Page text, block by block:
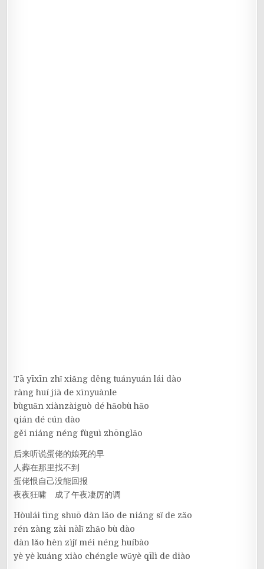
Tā yīxīn zhǐ xiǎng děng tuányuán lái dào
ràng huí jiā de xīnyuànle
bùguǎn xiànzàiguò dé hǎobù hǎo
qián dé cún dào
gěi niáng néng fùguì zhōnglǎo
后来听说蛋佬的娘死的早
人葬在那里找不到
蛋佬恨自己没能回报
夜夜狂啸 成了午夜凄厉的调
Hòulái tīng shuō dàn lǎo de niáng sǐ de zǎo
rén zàng zài nàlǐ zhǎo bù dào
dàn lǎo hèn zìjǐ méi néng huíbào
yè yè kuáng xiào chéngle wǔyè qīlì de diào